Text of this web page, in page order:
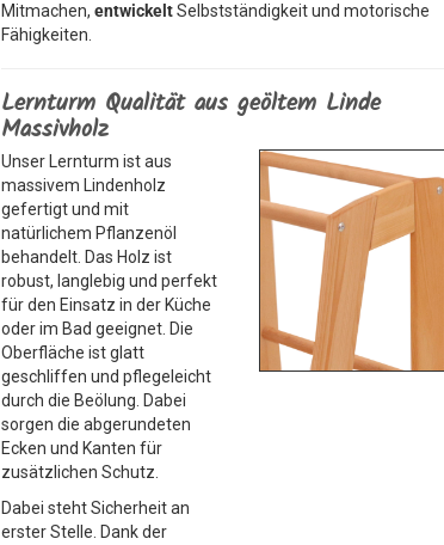
Mitmachen,entwickeltSelbstständigkeit und motorische
Fähigkeiten.
Lernturm Qualität aus geöltem Linde
Massivholz
Unser Lernturm ist aus
massivem Lindenholz
gefertigt und mit
natürlichem Pflanzenöl
behandelt. Das Holz ist
robust, langlebig und perfekt
für den Einsatz in der Küche
oder im Bad geeignet. Die
Oberfläche ist glatt
geschliffen und pflegeleicht
durch die Beölung. Dabei
sorgen die abgerundeten
Ecken und Kanten für
zusätzlichen Schutz.
Dabei steht Sicherheit an
erster Stelle. Dank der